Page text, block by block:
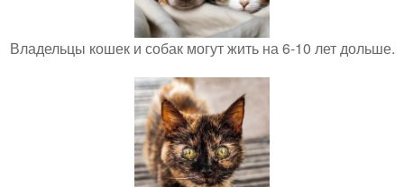
Владельцы кошек и собак могут жить на 6-10 лет дольше.